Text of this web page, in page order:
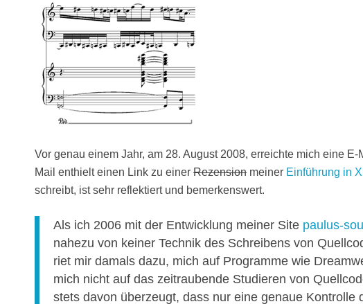
Vor genau einem Jahr, am 28. August 2008, erreichte mich eine
Mail enthielt einen Link zu einer Rezension meiner Einführung in
schreibt, ist sehr reflektiert und bemerkenswert.
Als ich 2006 mit der Entwicklung meiner Site paulus-
nahezu von keiner Technik des Schreibens von
riet mir damals dazu, mich auf Programme wie
mich nicht auf das zeitraubende Studieren von
stets davon überzeugt, dass nur eine genaue Kontrolle